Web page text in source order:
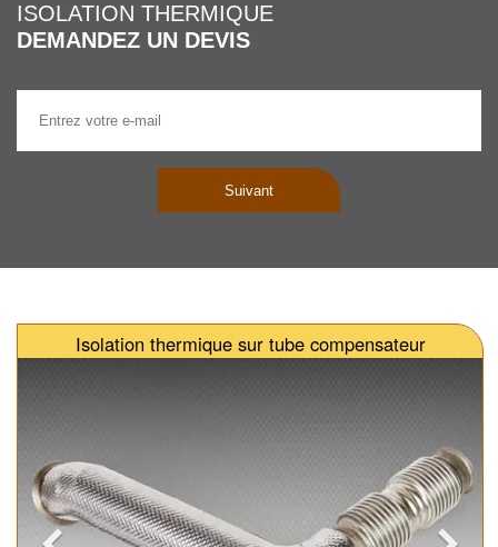
ISOLATION THERMIQUE
DEMANDEZ UN DEVIS
Suivant
Isolation thermique sur tube compensateur